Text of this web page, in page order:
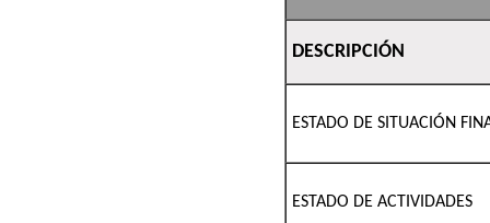
DESCRIPCIÓN
ESTADO DE SITUACIÓN
ESTADO DE ACTIVIDADES